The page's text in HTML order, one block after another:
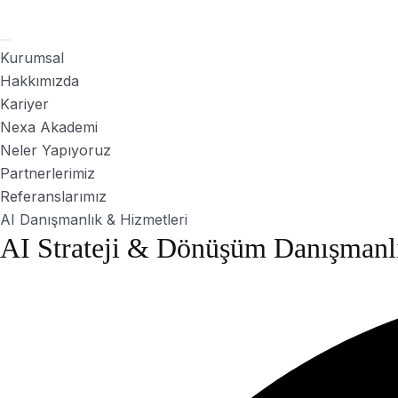
Kurumsal
Hakkımızda
Kariyer
Nexa Akademi
Neler Yapıyoruz
Partnerlerimiz
Referanslarımız
AI Danışmanlık & Hizmetleri
AI Strateji & Dönüşüm